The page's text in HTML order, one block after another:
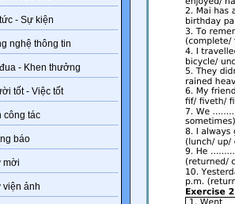
- Sự kiện
nghệ thông tin
- Khen thưởng
tốt - Việc tốt
công tác
báo
mời
viện ảnh